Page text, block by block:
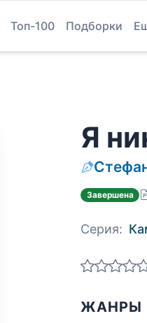
Топ-100 Подборки
Я
Завершена
Серия:
ЖАНРЫ